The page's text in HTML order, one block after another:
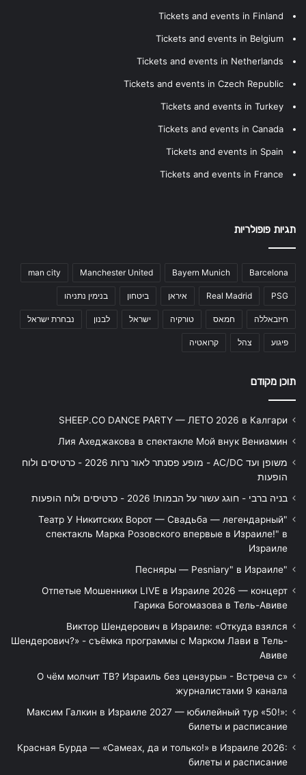
Tickets and events in Finland
Tickets and events in Belgium
Tickets and events in Netherlands
Tickets and events in Czech Republic
Tickets and events in Turkey
Tickets and events in Canada
Tickets and events in Spain
Tickets and events in France
תגיות פופולריות
Barcelona
Bayern Munich
Manchester United
man city
PSG
Real Madrid איראן ביטחון בנימין נתניהו
חיזבאללה חמאס טורקיה ישראל לבנון נבחרת ישראל
פיגוע צהל קרואטיה
תוכן מקודם
SHEEP.CO DANCE PARTY — ЛЕТО 2026 в Калгари
Лия Ахеджакова в спектакле Мой внук Вениамин
משופן ועד AC/DC - מופע פסנתר לאור נרות 2026 - כרטיסים ולוח
הופעות
בניה ברבי - חוגג עשור על הבמות! 2026 - כרטיסים ולוח הופעות
"Театр У Никитских Ворот — Свадьба — легендарный
спектакль Марка Розовского впервые в Израиле!" в
Израиле
"Песняры — Pesniary" в Израиле
Отпетые Мошенники LIVE в Израиле 2026 — концерт
Гарика Богомазова в Тель-Авиве
Виктор Шендерович в Израиле: «Откуда взялся
Шендерович?» - съёмка программы с Марком Лави в Тель-
Авиве
«О чём молчит ТВ? Израиль без цензуры» - Встреча с
журналистами 9 канала
Максим Галкин в Израиле 2027 — юбилейный тур «50!»:
билеты и расписание
Красная Бурда — «Самеах, да и только!» в Израиле 2026:
билеты и расписание